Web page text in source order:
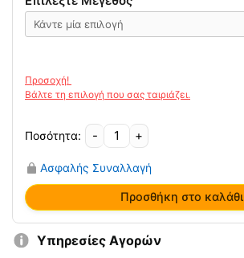
16.00€.
-
Πάτος
Μεταταρσίου
3/4
Δερμάτινος
Saluber
ποσότητα
+
Ασφαλής Συναλλαγή
Προσθήκη στο καλάθι
Υπηρεσίες Αγορών